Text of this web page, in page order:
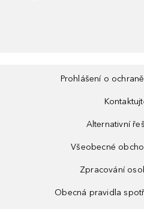
Prohlášení o
Alternativní
Všeobecné
Zpracování
Obecná pravidla